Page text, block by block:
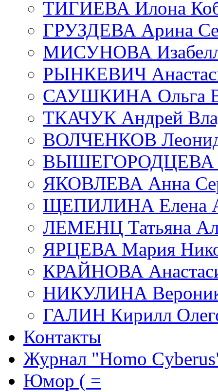
ТИГИЕВА Илона
ГРУЗДЕВА Арина
МИСУНОВА
РЫНКЕВИЧ
САУШКИНА Ольга
ТКАЧУК Андрей
ВОЛЧЕНКОВ Леонид
ВЫШЕГОРОДЦЕВА
ЯКОВЛЕВА Анна
ЩЕПИЛИНА Елена
ЛЕМЕНЦ Татьяна
ЯРЦЕВА Мария
КРАЙНОВА
НИКУЛИНА
ГАЛИН Кирилл
Контакты
Журнал "Homo
Юмор ( =